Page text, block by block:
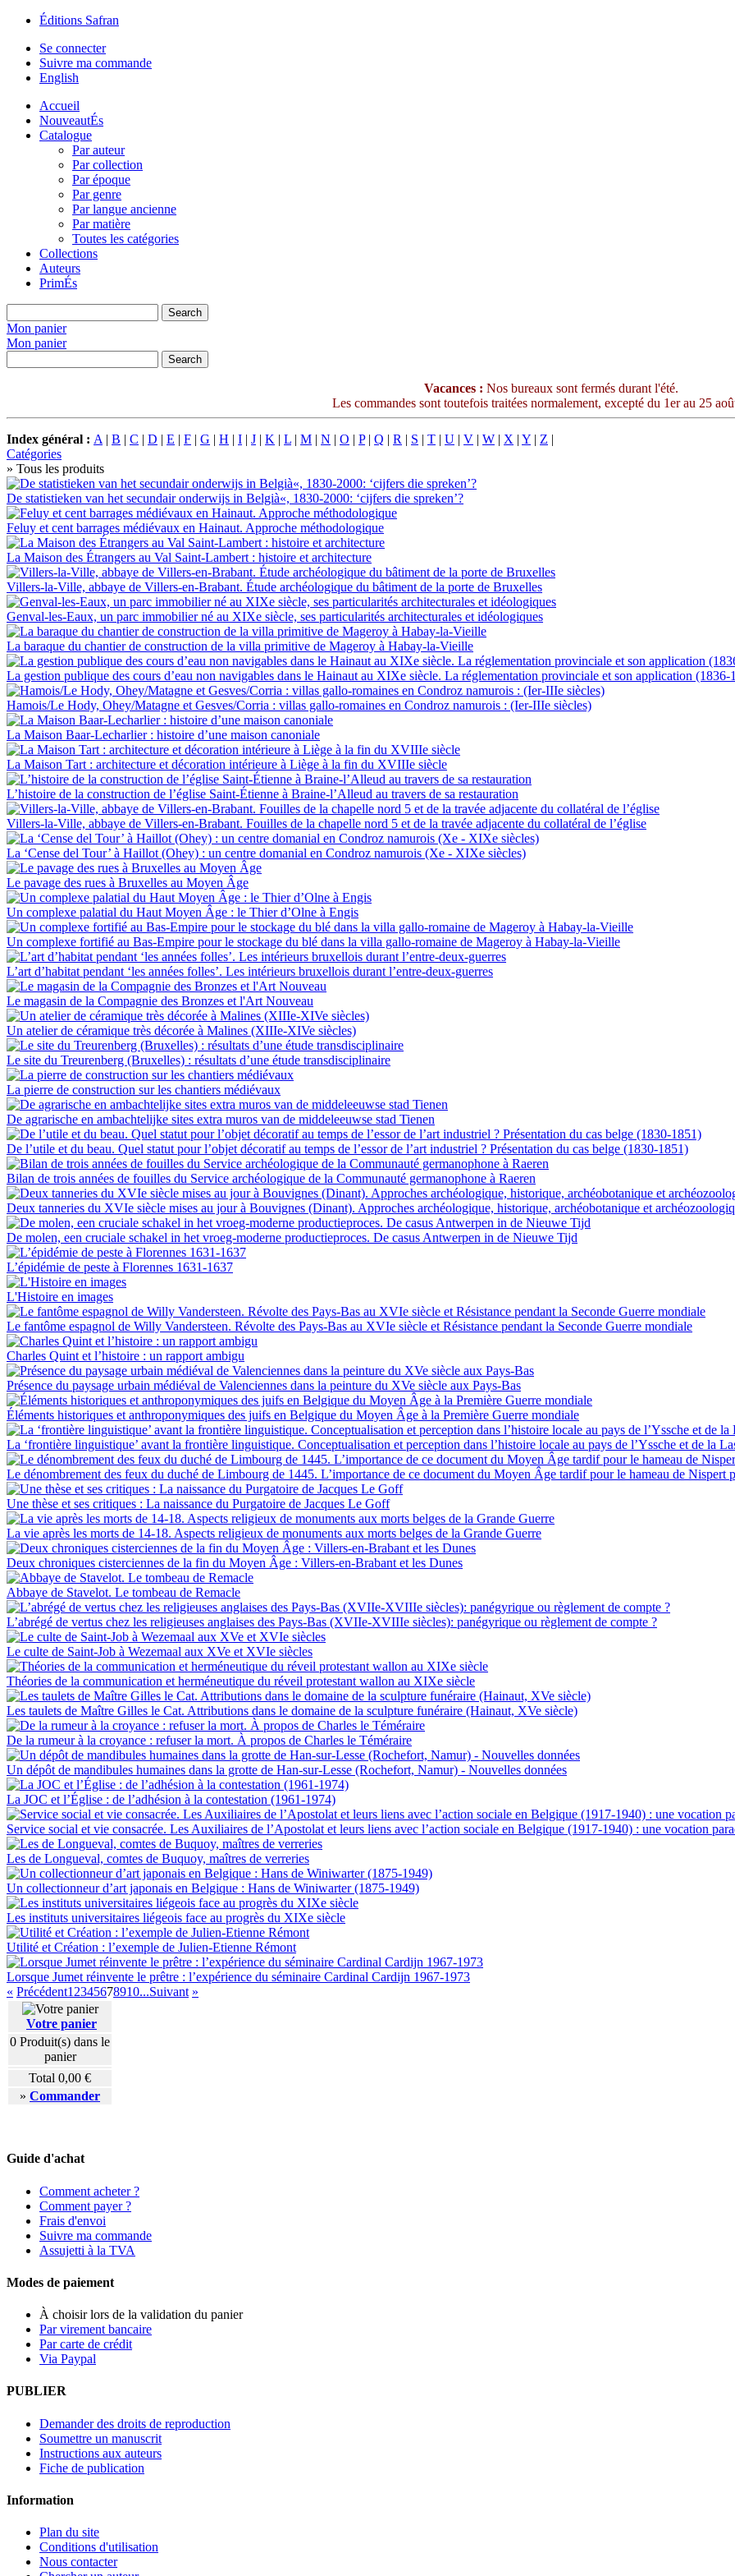
Éditions Safran
Se connecter
Suivre ma commande
English
Accueil
NouveautÉs
Catalogue
Par auteur
Par collection
Par époque
Par genre
Par langue ancienne
Par matière
Toutes les catégories
Collections
Auteurs
PrimÉs
Search
Mon panier
Mon panier
Search
Vacances : Nos bureaux sont fermés durant l'été.
Les commandes sont toutefois traitées normalement, excepté du 1er au 25
Index général : A | B | C | D | E | F | G | H | I | J | K | L | M | N | O | P| Q | R | S | T | U | V | W | X | Y | Z |
Catégories
» Tous les produits
De statistieken van het secundair onderwijs in Belgià«, 1830-2000: ‘cijfers die spreken’?
Feluy et cent barrages médiévaux en Hainaut. Approche méthodologique
La Maison des Étrangers au Val Saint-Lambert : histoire et architecture
Villers-la-Ville, abbaye de Villers-en-Brabant. Étude archéologique du bâtiment de la porte de Bruxelles
Genval-les-Eaux, un parc immobilier né au XIXe siècle, ses particularités architecturales et idéologiques
La baraque du chantier de construction de la villa primitive de Mageroy à Habay-la-Vieille
La gestion publique des cours d’eau non navigables dans le Hainaut au XIXe siècle. La réglementation provinciale et son application (1836-
Hamois/Le Hody, Ohey/Matagne et Gesves/Corria : villas gallo-romaines en Condroz namurois : (Ier-IIIe siècles)
La Maison Baar-Lecharlier : histoire d’une maison canoniale
La Maison Tart : architecture et décoration intérieure à Liège à la fin du XVIIIe siècle
L’histoire de la construction de l’église Saint-Étienne à Braine-l’Alleud au travers de sa restauration
Villers-la-Ville, abbaye de Villers-en-Brabant. Fouilles de la chapelle nord 5 et de la travée adjacente du collatéral de l’église
La ‘Cense del Tour’ à Haillot (Ohey) : un centre domanial en Condroz namurois (Xe - XIXe siècles)
Le pavage des rues à Bruxelles au Moyen Âge
Un complexe palatial du Haut Moyen Âge : le Thier d’Olne à Engis
Un complexe fortifié au Bas-Empire pour le stockage du blé dans la villa gallo-romaine de Mageroy à Habay-la-Vieille
L’art d’habitat pendant ‘les années folles’. Les intérieurs bruxellois durant l’entre-deux-guerres
Le magasin de la Compagnie des Bronzes et l'Art Nouveau
Un atelier de céramique très décorée à Malines (XIIIe-XIVe siècles)
Le site du Treurenberg (Bruxelles) : résultats d’une étude transdisciplinaire
La pierre de construction sur les chantiers médiévaux
De agrarische en ambachtelijke sites extra muros van de middeleeuwse stad Tienen
De l’utile et du beau. Quel statut pour l’objet décoratif au temps de l’essor de l’art industriel ? Présentation du cas belge (1830-1851)
Bilan de trois années de fouilles du Service archéologique de la Communauté germanophone à Raeren
Deux tanneries du XVIe siècle mises au jour à Bouvignes (Dinant). Approches archéologique, historique, archéobotanique et
De molen, een cruciale schakel in het vroeg-moderne productieproces. De casus Antwerpen in de Nieuwe Tijd
L’épidémie de peste à Florennes 1631-1637
L'Histoire en images
Le fantôme espagnol de Willy Vandersteen. Révolte des Pays-Bas au XVIe siècle et Résistance pendant la Seconde Guerre mondiale
Charles Quint et l’histoire : un rapport ambigu
Présence du paysage urbain médiéval de Valenciennes dans la peinture du XVe siècle aux Pays-Bas
Éléments historiques et anthroponymiques des juifs en Belgique du Moyen Âge à la Première Guerre mondiale
La ‘frontière linguistique’ avant la frontière linguistique. Conceptualisation et perception dans l’histoire locale au pays de l’Yssche et de la
Le dénombrement des feux du duché de Limbourg de 1445. L’importance de ce document du Moyen Âge tardif pour le hameau de Nispert
Une thèse et ses critiques : La naissance du Purgatoire de Jacques Le Goff
La vie après les morts de 14-18. Aspects religieux de monuments aux morts belges de la Grande Guerre
Deux chroniques cisterciennes de la fin du Moyen Âge : Villers-en-Brabant et les Dunes
Abbaye de Stavelot. Le tombeau de Remacle
L’abrégé de vertus chez les religieuses anglaises des Pays-Bas (XVIIe-XVIIIe siècles): panégyrique ou règlement de compte ?
Le culte de Saint-Job à Wezemaal aux XVe et XVIe siècles
Théories de la communication et herméneutique du réveil protestant wallon au XIXe siècle
Les taulets de Maître Gilles le Cat. Attributions dans le domaine de la sculpture funéraire (Hainaut, XVe siècle)
De la rumeur à la croyance : refuser la mort. À propos de Charles le Téméraire
Un dépôt de mandibules humaines dans la grotte de Han-sur-Lesse (Rochefort, Namur) - Nouvelles données
La JOC et l’Église : de l’adhésion à la contestation (1961-1974)
Service social et vie consacrée. Les Auxiliaires de l’Apostolat et leurs liens avec l’action sociale en Belgique (1917-1940) : une vocation
Les de Longueval, comtes de Buquoy, maîtres de verreries
Un collectionneur d’art japonais en Belgique : Hans de Winiwarter (1875-1949)
Les instituts universitaires liégeois face au progrès du XIXe siècle
Utilité et Création : l’exemple de Julien-Etienne Rémont
Lorsque Jumet réinvente le prêtre : l’expérience du séminaire Cardinal Cardijn 1967-1973
« Précédent1 2345678910...Suivant »
Votre panier
0 Produit(s) dans le
panier
Total 0,00 €
» Commander
Guide d'achat
Comment acheter ?
Comment payer ?
Frais d'envoi
Suivre ma commande
Assujetti à la TVA
Modes de paiement
À choisir lors de la validation du panier
Par virement bancaire
Par carte de crédit
Via Paypal
PUBLIER
Demander des droits de reproduction
Soumettre un manuscrit
Instructions aux auteurs
Fiche de publication
Information
Plan du site
Conditions d'utilisation
Nous contacter